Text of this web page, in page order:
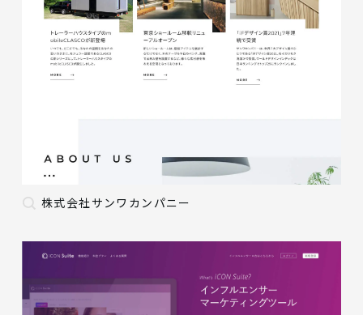
株式会社サンワカンパニー